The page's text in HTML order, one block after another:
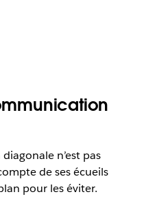
n’est pas
de ses écueils
pour les éviter.